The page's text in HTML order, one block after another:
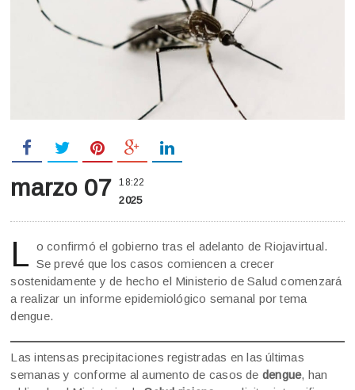
marzo 07 18:22
2025
L o confirmó el gobierno tras el adelanto de Riojavirtual.
Se prevé que los casos comiencen a crecer
sostenidamente y de hecho el Ministerio de Salud comenzará
a realizar un informe epidemiológico semanal por tema
dengue.
Las intensas precipitaciones registradas en las últimas
semanas y conforme al aumento de casos de dengue, han